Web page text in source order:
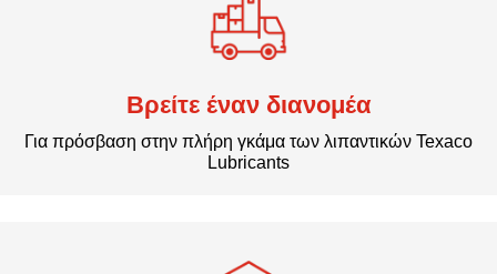
Βρείτε έναν διανομέα
Για πρόσβαση στην πλήρη γκάμα των λιπαντικών Texaco